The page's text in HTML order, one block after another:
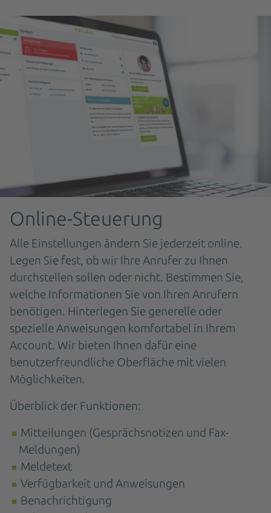
Online-Steuerung
Alle Einstellungen ändern Sie jederzeit online.
Legen Sie fest, ob wir Ihre Anrufer zu Ihnen
durchstellen sollen oder nicht. Bestimmen Sie,
welche Informationen Sie von Ihren Anrufern
benötigen. Hinterlegen Sie generelle oder
spezielle Anweisungen komfortabel in Ihrem
Account. Wir bieten Ihnen dafür eine
benutzerfreundliche Oberfläche mit vielen
Möglichkeiten.
Überblick der Funktionen:
Mitteilungen (Gesprächsnotizen und Fax-
Meldungen)
Meldetext
Verfügbarkeit und Anweisungen
Benachrichtigung